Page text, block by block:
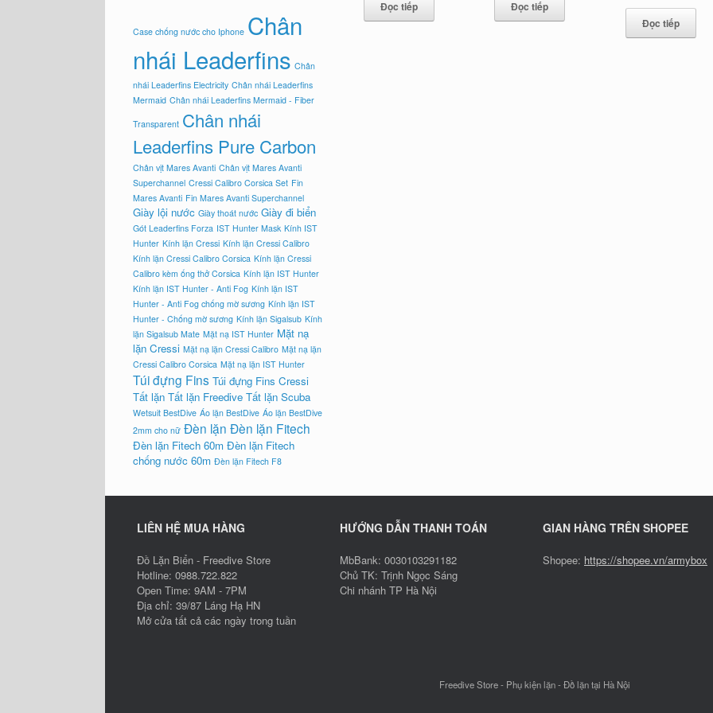
Đọc tiếp Đọc tiếp
Đọc tiếp
Case chống nước cho Iphone Chân
nhái Leaderfins Chân
nhái Leaderfins Electricity Chân nhái Leaderfins
Mermaid Chân nhái Leaderfins Mermaid - Fiber
Transparent Chân nhái
Leaderfins Pure Carbon
Chân vịt Mares Avanti Chân vịt Mares Avanti
Superchannel Cressi Calibro Corsica Set Fin
Mares Avanti Fin Mares Avanti Superchannel
Giày lội nước Giày thoát nước Giày đi biển
Gót Leaderfins Forza IST Hunter Mask Kính IST
Hunter Kính lặn Cressi Kính lặn Cressi Calibro
Kính lặn Cressi Calibro Corsica Kính lặn Cressi
Calibro kèm ống thở Corsica Kính lặn IST Hunter
Kính lặn IST Hunter - Anti Fog Kính lặn IST
Hunter - Anti Fog chống mờ sương Kính lặn IST
Hunter - Chống mờ sương Kính lặn Sigalsub Kính
lặn Sigalsub Mate Mặt nạ IST Hunter Mặt nạ
lặn Cressi Mặt nạ lặn Cressi Calibro Mặt nạ lặn
Cressi Calibro Corsica Mặt nạ lặn IST Hunter
Túi đựng Fins Túi đựng Fins Cressi
Tất lặn Tất lặn Freedive Tất lặn Scuba
Wetsuit BestDive Áo lặn BestDive Áo lặn BestDive
2mm cho nữ Đèn lặn Đèn lặn Fitech
Đèn lặn Fitech 60m Đèn lặn Fitech
chống nước 60m Đèn lặn Fitech F8
LIÊN HỆ MUA HÀNG
Đồ Lặn Biển - Freedive Store
Hotline: 0988.722.822
Open Time: 9AM - 7PM
Địa chỉ: 39/87 Láng Hạ HN
Mở cửa tất cả các ngày trong tuần
HƯỚNG DẪN THANH TOÁN
MbBank: 0030103291182
Chủ TK: Trịnh Ngọc Sáng
Chi nhánh TP Hà Nội
GIAN HÀNG TRÊN SHOPEE
Shopee: https://shopee.vn/armybox
Freedive Store - Phụ kiện lặn - Đồ lặn tại Hà Nội